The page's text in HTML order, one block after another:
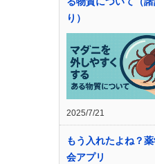
り）
2025/7/21
もう入れたよね？
会アプリ